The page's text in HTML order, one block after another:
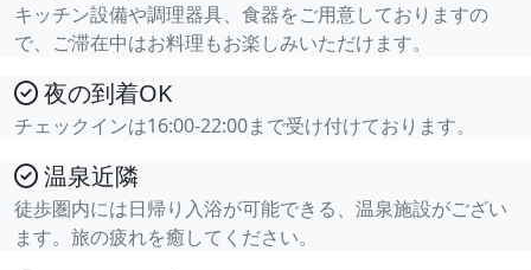
キッチン設備や調理器具、食器をご用意しておりますの
で、ご滞在中はお料理もお楽しみいただけます。
夜の到着OK
チェックインは16:00-22:00まで受け付けております。
温泉近隣
徒歩圏内には日帰り入浴が可能できる、温泉施設がござい
ます。旅の疲れを癒してください。